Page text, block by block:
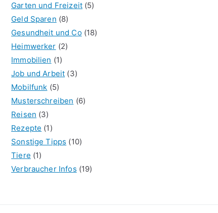
Garten und Freizeit(5)
Geld Sparen (8)
Gesundheit und Co(18)
Heimwerker (2)
Immobilien (1)
Job und Arbeit (3)
Mobilfunk (5)
Musterschreiben (6)
Reisen (3)
Rezepte (1)
Sonstige Tipps (10)
Tiere (1)
Verbraucher Infos (19)